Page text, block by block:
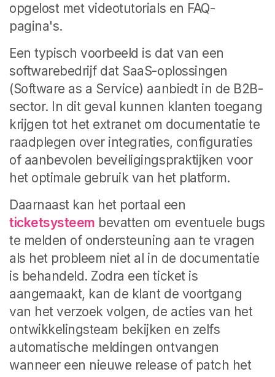
opgelost met videotutorials en FAQ-
pagina's.
Een typisch voorbeeld is dat van een
softwarebedrijf dat SaaS-oplossingen
(Software as a Service) aanbiedt in de B2B-
sector. In dit geval kunnen klanten toegang
krijgen tot het extranet om documentatie te
raadplegen over integraties, configuraties
of aanbevolen beveiligingspraktijken voor
het optimale gebruik van het platform.
Daarnaast kan het portaal een
ticketsysteem bevatten om eventuele bugs
te melden of ondersteuning aan te vragen
als het probleem niet al in de documentatie
is behandeld. Zodra een ticket is
aangemaakt, kan de klant de voortgang
van het verzoek volgen, de acties van het
ontwikkelingsteam bekijken en zelfs
automatische meldingen ontvangen
wanneer een nieuwe release of patch het